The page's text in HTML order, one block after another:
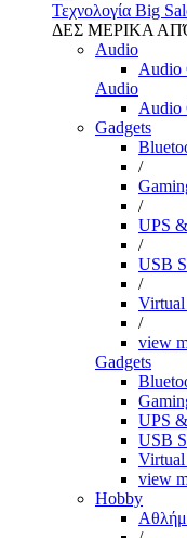
Τεχνολογία Big
ΔΕΣ ΜΕΡΙΚΑ
Audio
Audio
Audio
Audio
Gadgets
/
/
UPS
/
USB
/
/
view
Gadgets
UPS
USB
view
Hobby